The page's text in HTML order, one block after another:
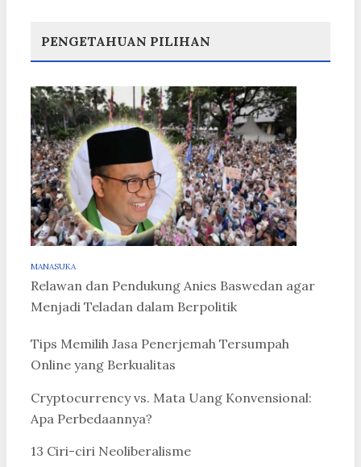
PENGETAHUAN PILIHAN
MANASUKA
Relawan dan Pendukung Anies Baswedan agar
Menjadi Teladan dalam Berpolitik
Tips Memilih Jasa Penerjemah Tersumpah
Online yang Berkualitas
Cryptocurrency vs. Mata Uang Konvensional:
Apa Perbedaannya?
13 Ciri-ciri Neoliberalisme